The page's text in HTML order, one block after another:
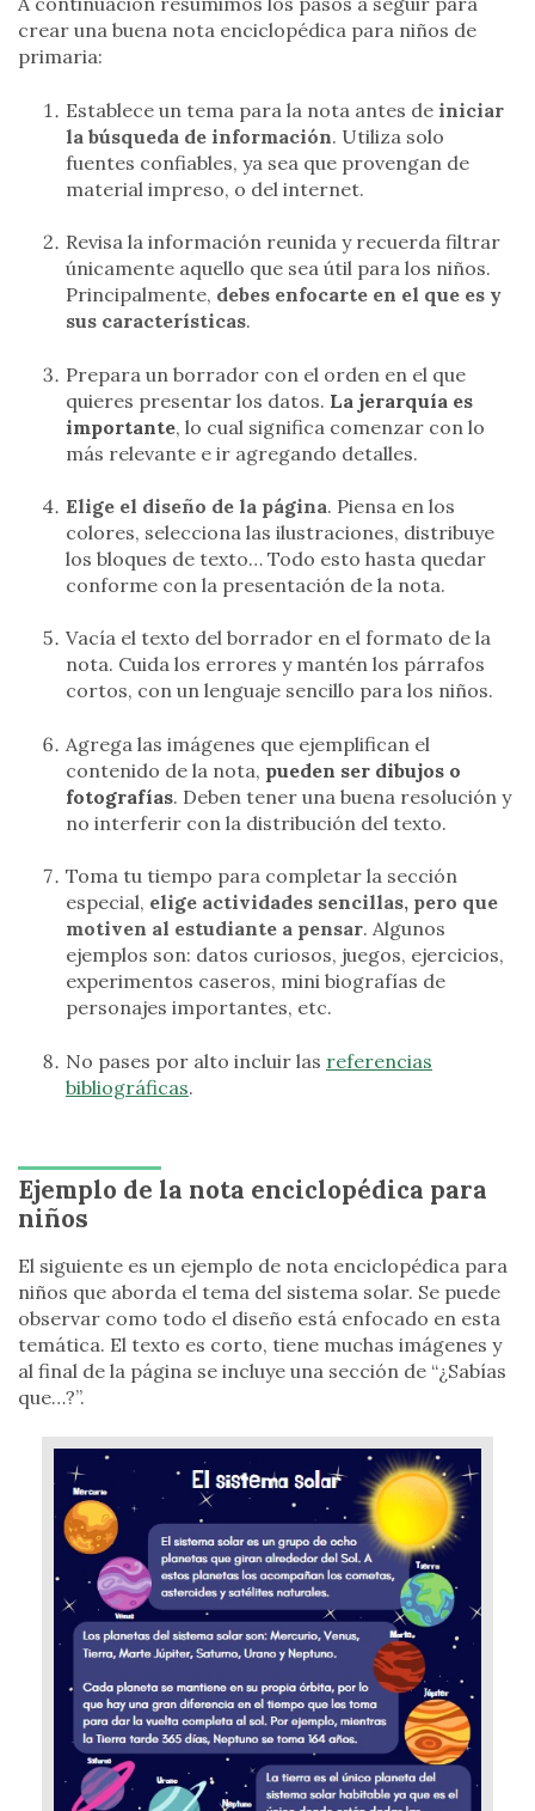
crear una buena nota enciclopédica para niños de
primaria:
Establece un tema para la nota antes de iniciar
la búsqueda de información. Utiliza solo
fuentes confiables, ya sea que provengan de
material impreso, o del internet.
Revisa la información reunida y recuerda filtrar
únicamente aquello que sea útil para los niños.
Principalmente, debes enfocarte en el que es y
sus características.
Prepara un borrador con el orden en el que
quieres presentar los datos. La jerarquía es
importante, lo cual significa comenzar con lo
más relevante e ir agregando detalles.
Elige el diseño de la página. Piensa en los
colores, selecciona las ilustraciones, distribuye
los bloques de texto… Todo esto hasta quedar
conforme con la presentación de la nota.
Vacía el texto del borrador en el formato de la
nota. Cuida los errores y mantén los párrafos
cortos, con un lenguaje sencillo para los niños.
Agrega las imágenes que ejemplifican el
contenido de la nota, pueden ser dibujos o
fotografías. Deben tener una buena resolución y
no interferir con la distribución del texto.
Toma tu tiempo para completar la sección
especial, elige actividades sencillas, pero que
motiven al estudiante a pensar. Algunos
ejemplos son: datos curiosos, juegos, ejercicios,
experimentos caseros, mini biografías de
personajes importantes, etc.
No pases por alto incluir las referencias
bibliográficas.
Ejemplo de la nota enciclopédica para
niños
El siguiente es un ejemplo de nota enciclopédica para
niños que aborda el tema del sistema solar. Se puede
observar como todo el diseño está enfocado en esta
temática. El texto es corto, tiene muchas imágenes y
al final de la página se incluye una sección de “¿Sabías
que…?”.